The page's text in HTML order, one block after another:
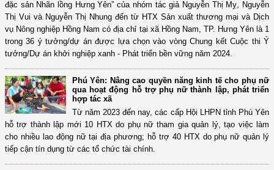
đặc sản Nhãn lồng Hưng Yên” của nhóm tác giả Nguyễn Thị Mỵ, Nguyễn
Thị Vui và Nguyễn Thị Nhung đến từ HTX Sản xuất thương mại và Dịch
vụ Nông nghiệp Hồng Nam có địa chỉ tại xã Hồng Nam, TP. Hưng Yên là 1
trong 36 ý tưởng/dự án được lựa chọn vào vòng Chung kết Cuộc thi Ý
tưởng/Dự án khởi nghiệp xanh - Phát triển bền vững năm 2024.
Phú Yên: Nâng cao quyền năng kinh tế cho phụ nữ
qua hoạt động hỗ trợ phụ nữ thành lập, phát triển
hợp tác xã
Từ năm 2023 đến nay, các cấp Hội LHPN tỉnh Phú Yên
hỗ trợ thành lập mới 10 HTX do phụ nữ tham gia quản lý, tạo việc làm
cho nhiều lao động nữ tại địa phương; hỗ trợ 40 HTX do phụ nữ quản lý
tiếp cận tín dụng từ các tổ chức tài chính.